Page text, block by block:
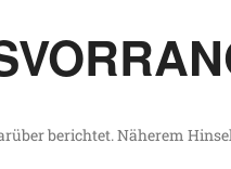
berich­tet. Nähe­rem